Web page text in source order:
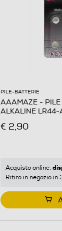
PILE-BATTERIE
AAAMAZE - PILE
ALKALINE LR44-
€ 2,90
Acquisto online:
Ritiro in negozio in